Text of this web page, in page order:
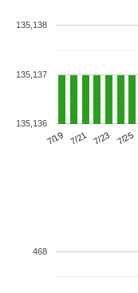
7/19 7/21 7/23 7/25
135,136
135,137
135,138
468